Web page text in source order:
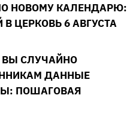
НОВОМУ КАЛЕНДАРЮ:
В ЦЕРКОВЬ 6 АВГУСТА
ВЫ СЛУЧАЙНО
ДАННЫЕ
ПОШАГОВАЯ